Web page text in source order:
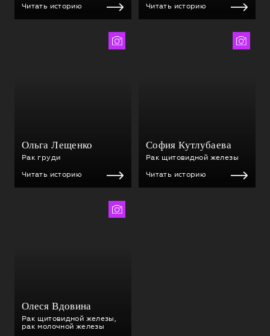
Читать историю
Читать историю
Наталья Рутковская
Ольга Лещенко
Рак груди
Читать историю
Лена Сми
София Кутлубаева
Рак щитовидной железы
Читать историю
Юлия Мусурина
Олеся Вдовина
Рак щитовидной железы,
рак молочной железы